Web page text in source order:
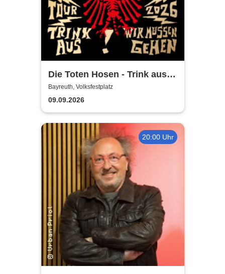
Die Toten Hosen - Trink aus!
Wir müssen gehen - Tour
2026
Bayreuth, Volksfestplatz
09.09.2026
20:00 Uhr